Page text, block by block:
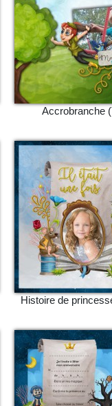
Accrobranche
Histoire de